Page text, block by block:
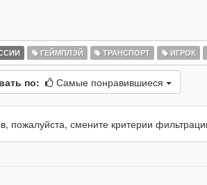
ГЕЙМПЛЭЙ ТРАНСПОРТ ИГРОК
по: Самые понравившиеся
пожалуйста, смените критерии